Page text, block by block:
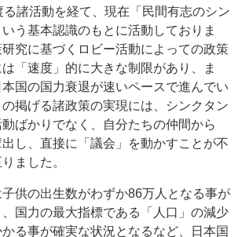
る諸活動を経て、現在「民間有志のシン
う基本認識のもとに活動しておりま
究に基づくロビー活動によっての政策
「速度」的に大きな制限があり、ま
国の国力衰退が速いペースで進んでい
掲げる諸政策の実現には、シンクタン
ばかりでなく、自分たちの仲間から
出し、直接に「議会」を動かすことが不
ました。
供の出生数がわずか86万人となる事が
国力の最大指標である「人口」の減少
る事が確実な状況となるなど、日本国